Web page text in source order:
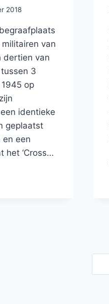
2018
van
dertien van
3
op
identieke
geplaatst
en een
het ‘Cross…